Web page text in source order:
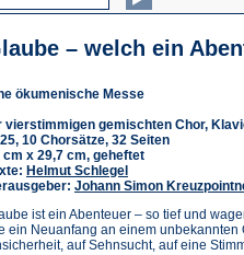
– welch ein
ökumenische Messe
vierstimmigen gemischten Chor,
10 Chorsätze, 32 Seiten
cm x 29,7 cm, geheftet
Helmut Schlegel
Johann Simon
ist ein Abenteuer – so tief und
ein Neuanfang an einem unbekannten
auf Sehnsucht, auf eine